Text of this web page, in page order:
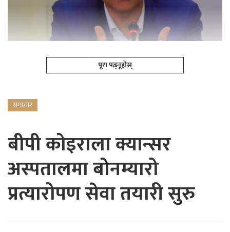
पूरा पढ्नूहोस्
समाचार
बीपी कोइराला क्यान्सर
अस्पतालमा बोनम्यारो
प्रत्यारोपण सेवा तयारी सुरु